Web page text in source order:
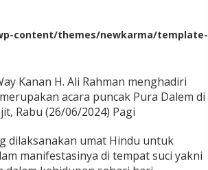
content/themes/newkarma/template-
Kanan H. Ali Rahman menghadiri
acara puncak Pura Dalem di
Rabu (26/06/2024) Pagi
dilaksanakan umat Hindu untuk
manifestasinya di tempat suci yakni